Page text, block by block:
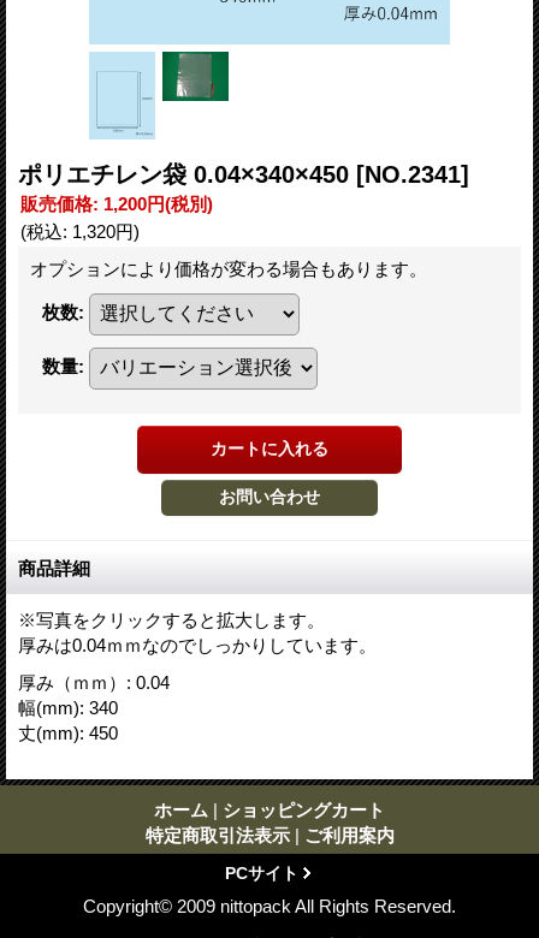
ポリエチレン袋 0.04×340×450 [NO.2341]
販売価格: 1,200円(税別)
(税込: 1,320円)
オプションにより価格が変わる場合もあります。
枚数:
数量:
商品詳細
※写真をクリックすると拡大します。
厚みは0.04ｍｍなのでしっかりしています。
厚み（ｍｍ） : 0.04
幅(mm): 340
丈(mm): 450
ホーム | ショッピングカート
特定商取引法表示 | ご利用案内
PCサイト
Copyright© 2009 nittopack All Rights Reserved.